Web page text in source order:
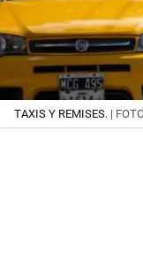
TAXIS Y REMISES. |